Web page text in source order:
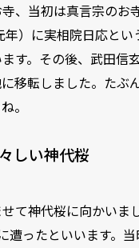
、当初は真言宗のお
）に実相院日応とい
す。その後、武田信
移転しました。たぶ
。
しい神代桜
て神代桜に向かいま
遭ったといいます。